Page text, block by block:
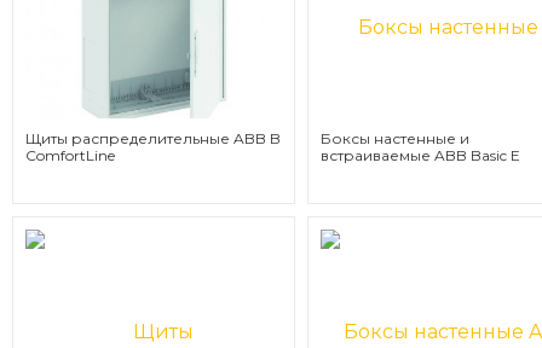
Щиты распределительные ABB B
ComfortLine
Боксы настенные и
встраиваемые ABB Basic E